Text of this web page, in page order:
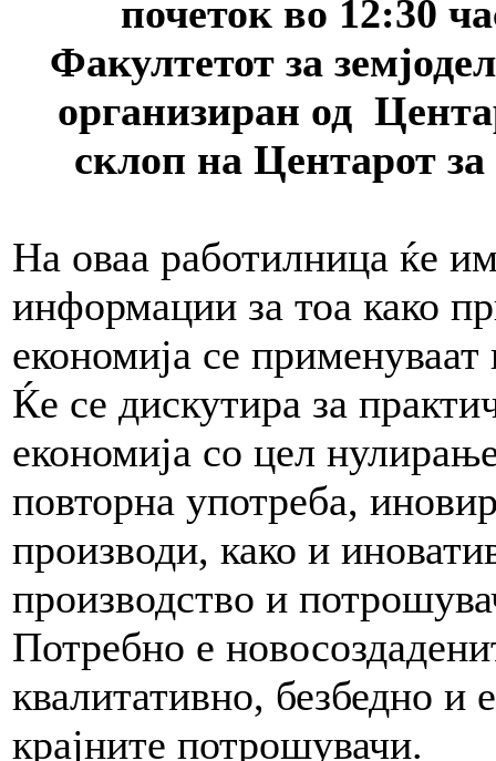
почеток во 12:30
Факултетот за
организиран од
склоп на Центарот
На оваа работилница ќе
информации за тоа како
економија се
Ќе се дискутира за
економија со цел
повторна употреба,
производи, како и
производство и
Потребно е
квалитативно, безбедно и
крајните потрошувачи.